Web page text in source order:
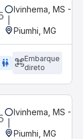
Ivinhema, MS -
Piumhi, MG
wc
Embarque
direto
Ivinhema, MS -
Piumhi, MG